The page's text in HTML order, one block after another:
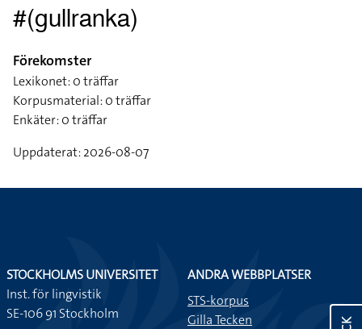
#(gullranka)
Förekomster
Lexikonet: 0 träffar
Korpusmaterial: 0 träffar
Enkäter: 0 träffar
Uppdaterat: 2026-08-07
STOCKHOLMS UNIVERSITET
Inst. för lingvistik
SE-106 91 Stockholm
ANDRA WEBBPLATSER
STS-korpus
Gilla Tecken